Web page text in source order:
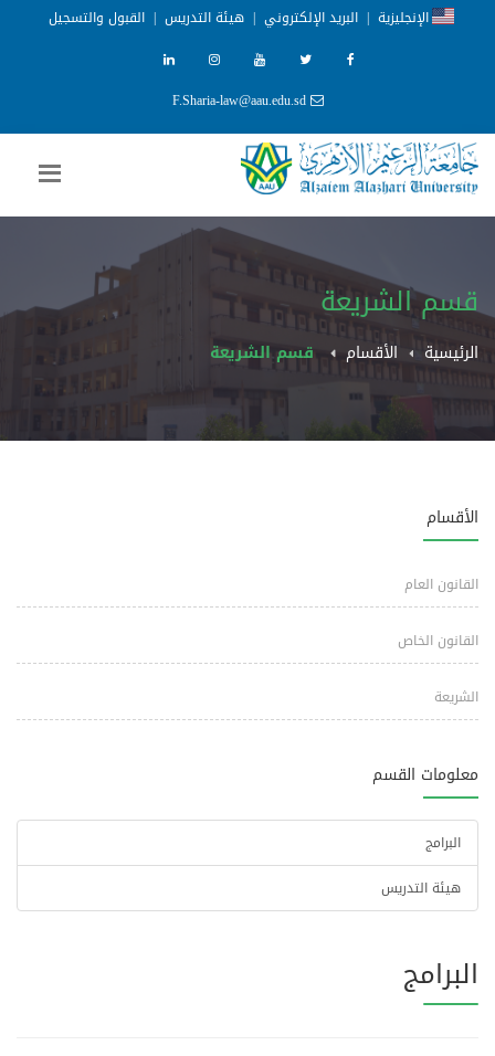
الإنجليزية | البريد الإلكتروني | هيئة التدريس | القبول والتسجيل
F.Sharia-law@aau.edu.sd
قسم الشريعة
الرئيسية الأقسام قسم الشريعة
الأقسام
القانون العام
القانون الخاص
الشريعة
معلومات القسم
البرامج
هيئة التدريس
البرامج